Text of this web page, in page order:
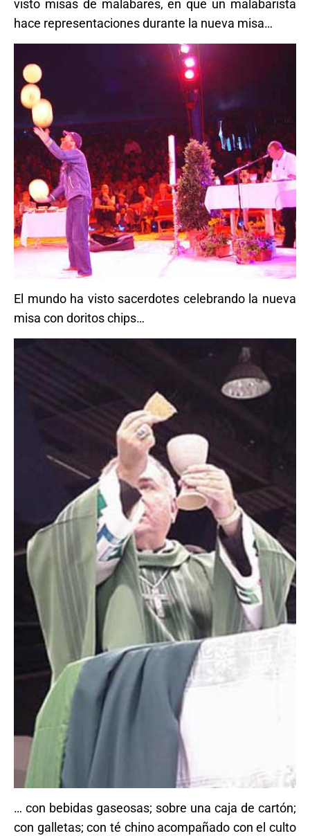
visto misas de malabares, en que un malabarista
hace representaciones durante la nueva misa…
El mundo ha visto sacerdotes celebrando la nueva
misa con doritos chips…
… con bebidas gaseosas; sobre una caja de cartón;
con galletas; con té chino acompañado con el culto